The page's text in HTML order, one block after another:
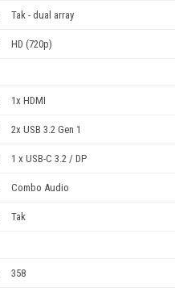
Tak - dual array
HD (720p)
1x HDMI
2x USB 3.2 Gen 1
1 x USB-C 3.2 / DP
Combo Audio
Tak
358